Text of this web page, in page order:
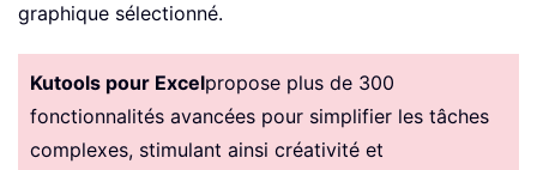
graphique sélectionné.
Kutools pour Excelpropose plus de 300
fonctionnalités avancées pour simplifier les tâches
complexes, stimulant ainsi créativité et